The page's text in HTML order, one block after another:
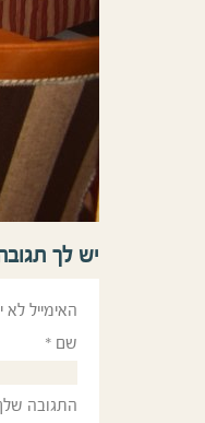
יש לך
האימייל לא
שם *
התגובה